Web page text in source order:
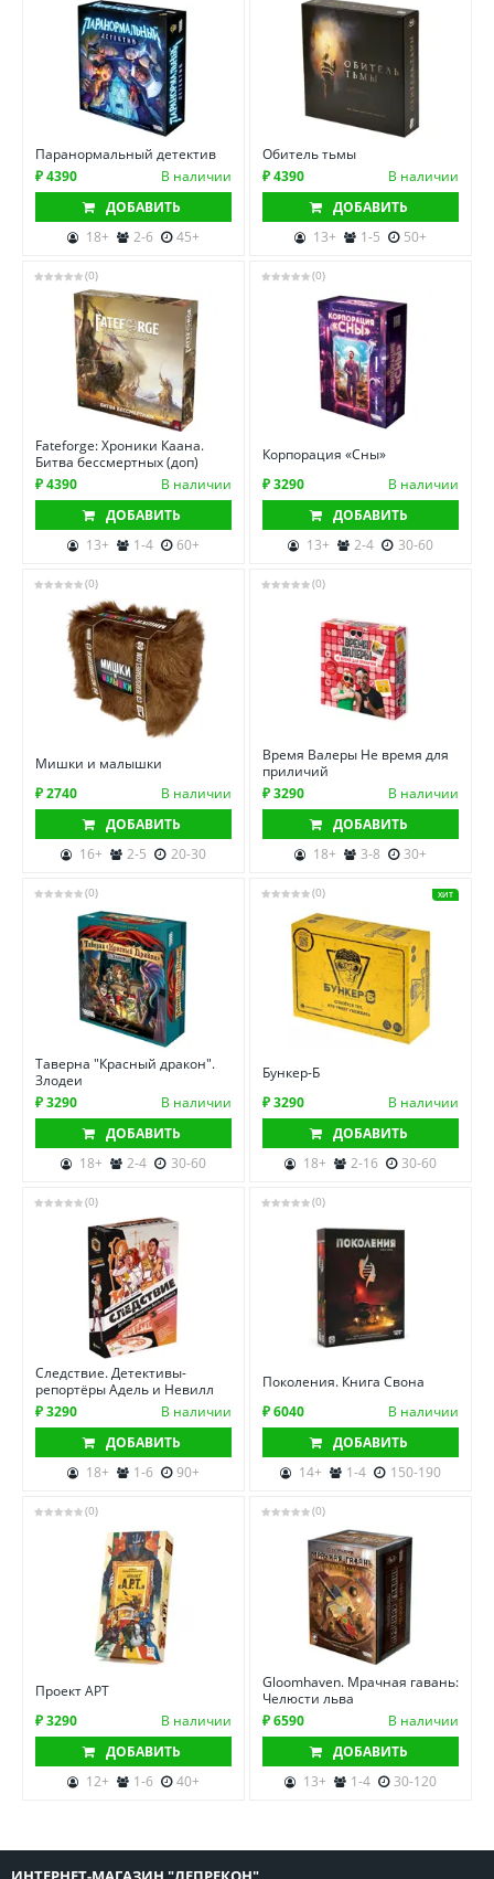
Паранормальный детектив
₽ 4390
В наличии
ДОБАВИТЬ
18+
2-6 45+
Обитель тьмы
₽ 4390
В наличии
ДОБАВИТЬ
13+
1-5 50+
(0)
Fateforge: Хроники Каана.
Битва бессмертных (доп)
₽ 4390
В наличии
ДОБАВИТЬ
13+
1-4 60+
(0)
Корпорация «Сны»
₽ 3290
В наличии
ДОБАВИТЬ
13+
2-4 30-60
(0)
Мишки и малышки
₽ 2740
В наличии
ДОБАВИТЬ
16+
2-5 20-30
(0)
Время Валеры Не время для
приличий
₽ 3290
В наличии
ДОБАВИТЬ
18+
3-8 30+
(0)
Таверна "Красный дракон".
Злодеи
₽ 3290
В наличии
ДОБАВИТЬ
18+
2-4 30-60
(0) ХИТ
Бункер-Б
₽ 3290
В наличии
ДОБАВИТЬ
18+
2-16 30-60
(0)
Следствие. Детективы-
репортёры Адель и Невилл
₽ 3290
В наличии
ДОБАВИТЬ
18+
1-6 90+
(0)
Поколения. Книга Свона
₽ 6040
В наличии
ДОБАВИТЬ
14+
1-4 150-190
(0)
Проект АРТ
₽ 3290
В наличии
ДОБАВИТЬ
12+
1-6 40+
(0)
Gloomhaven. Мрачная гавань:
Челюсти льва
₽ 6590
В наличии
ДОБАВИТЬ
13+
1-4 30-120